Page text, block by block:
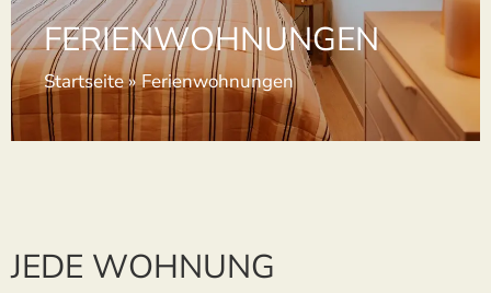
FERIENWOHNUNGEN
Startseite»Ferienwohnungen
JEDE WOHNUNG